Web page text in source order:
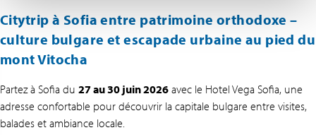
Citytrip à Sofia entre patrimoine orthodoxe –
culture bulgare et escapade urbaine au pied du
mont Vitocha
Partez à Sofia du 27 au 30 juin 2026 avec le Hotel Vega Sofia, une
adresse confortable pour découvrir la capitale bulgare entre visites,
balades et ambiance locale.